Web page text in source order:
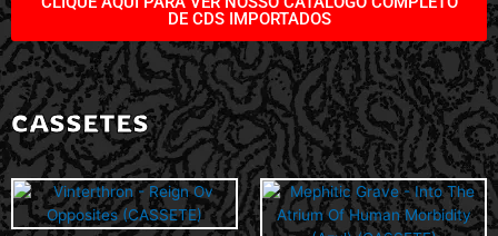
CASSETES
Vinterthron – Reign Ov Opposites
(CASSETE)
R$50,00
Adicionar ao carrinho
CASSETES
Mephitic Grave – Into The Atrium
Of Human Morbidity (Azul)
(CASSETE)
R$75,00
Adicionar ao carrinho